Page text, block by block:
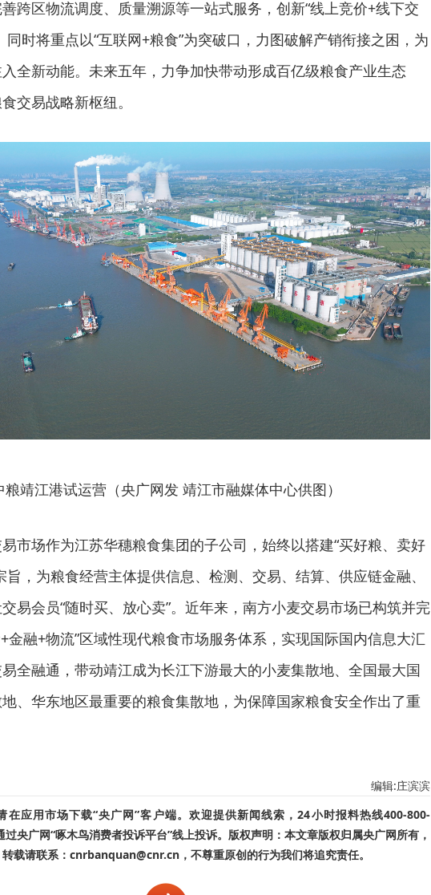
跨区物流调度、质量溯源等一站式服务，创新“线上竞价+线下交
同时将重点以“互联网+粮食”为突破口，力图破解产销衔接之困，为
全新动能。未来五年，力争加快带动形成百亿级粮食产业生态
交易战略新枢纽。
粮靖江港试运营（央广网发 靖江市融媒体中心供图）
市场作为江苏华穗粮食集团的子公司，始终以搭建“买好粮、卖好
旨，为粮食经营主体提供信息、检测、交易、结算、供应链金融、
易会员“随时买、放心卖”。近年来，南方小麦交易市场已构筑并完
金融+物流”区域性现代粮食市场服务体系，实现国际国内信息大汇
全融通，带动靖江成为长江下游最大的小麦集散地、全国最大国
、华东地区最重要的粮食集散地，为保障国家粮食安全作出了重
编辑:庄滨滨
在应用市场下载“央广网”客户端。欢迎提供新闻线索，24小时报料热线400-800-
央广网“啄木鸟消费者投诉平台”线上投诉。版权声明：本文章版权归属央广网所有，
载请联系：cnrbanquan@cnr.cn，不尊重原创的行为我们将追究责任。